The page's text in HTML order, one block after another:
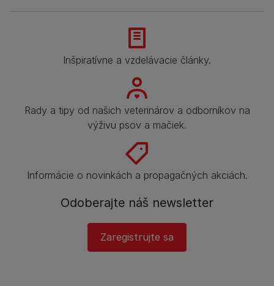
Inšpiratívne a vzdelávacie články.
Rady a tipy od našich veterinárov a odborníkov na
výživu psov a mačiek.
Informácie o novinkách a propagačných akciách.
Odoberajte náš newsletter
Zaregistrujte sa